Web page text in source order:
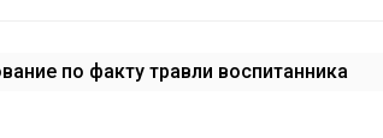
по факту травли воспитанника